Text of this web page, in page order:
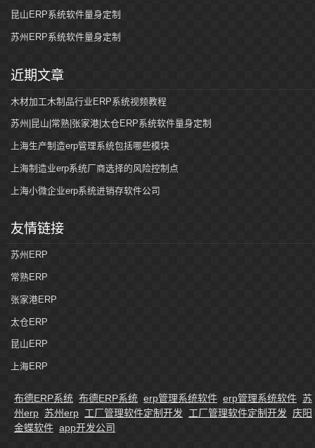
昆山ERP系统软件量身定制
苏州ERP系统软件量身定制
近期文章
木材加工木制品行业ERP系统视频教程
苏州|昆山|常熟|张家港|太仓ERP系统软件量身定制
上海生产制造erp管理系统包括哪些模块
上海制造业erp系统厂商选择的风险控制点
上海小微企业erp系统进销存软件公司
友情链接
苏州ERP
常熟ERP
张家港ERP
太仓ERP
昆山ERP
上海ERP
布德ERP系统 布德ERP系统 erp管理系统软件 erp管理系统软件 苏
州erp 苏州erp 工厂管理软件定制开发 工厂管理软件定制开发
庆阳
金蝶软件 app开发公司